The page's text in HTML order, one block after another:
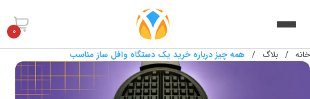
0
خانه / بلاگ / همه چیز درباره خرید یک دستگاه وافل ساز مناسب